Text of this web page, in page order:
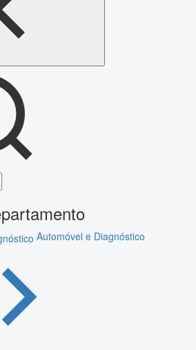
Automóvel e Diagnóstico